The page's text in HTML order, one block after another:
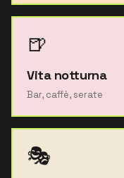
🍺
Vita notturna
Bar, caffè, serate
🎭